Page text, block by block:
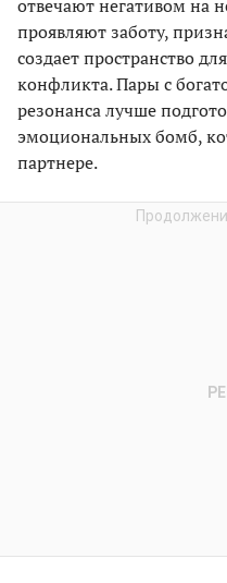
отвечают негативом на
проявляют заботу,
создает пространство
конфликта. Пары с
резонанса лучше
эмоциональных бомб,
партнере.